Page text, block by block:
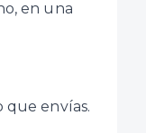
en una
que envías.